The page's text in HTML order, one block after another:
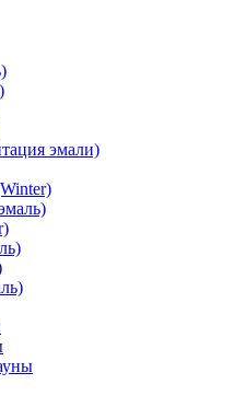
эмали)